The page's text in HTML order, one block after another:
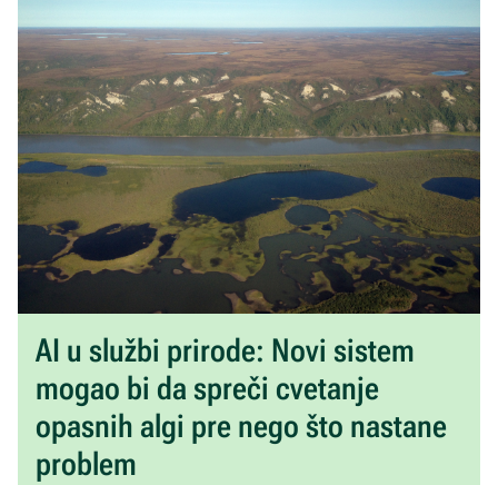
AI u službi prirode: Novi sistem
mogao bi da spreči cvetanje
opasnih algi pre nego što nastane
problem